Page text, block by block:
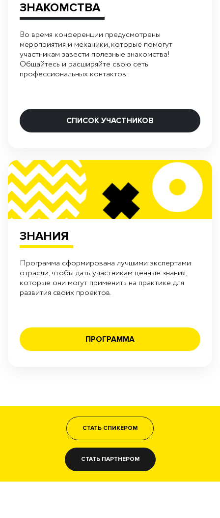
ЗНАКОМСТВА
Во время конференции предусмотрены
мероприятия и механики, которые помогут
участникам завести полезные знакомства!
Общайтесь и расширяйте свою сеть
профессиональных контактов.
СПИСОК УЧАСТНИКОВ
ЗНАНИЯ
Программа сформирована лучшими экспертами
отрасли, чтобы дать участникам ценные знания,
которые они могут применить на практике для
развития своих проектов.
ПРОГРАММА
СТАТЬ СПИКЕРОМ
СТАТЬ ПАРТНЕРОМ